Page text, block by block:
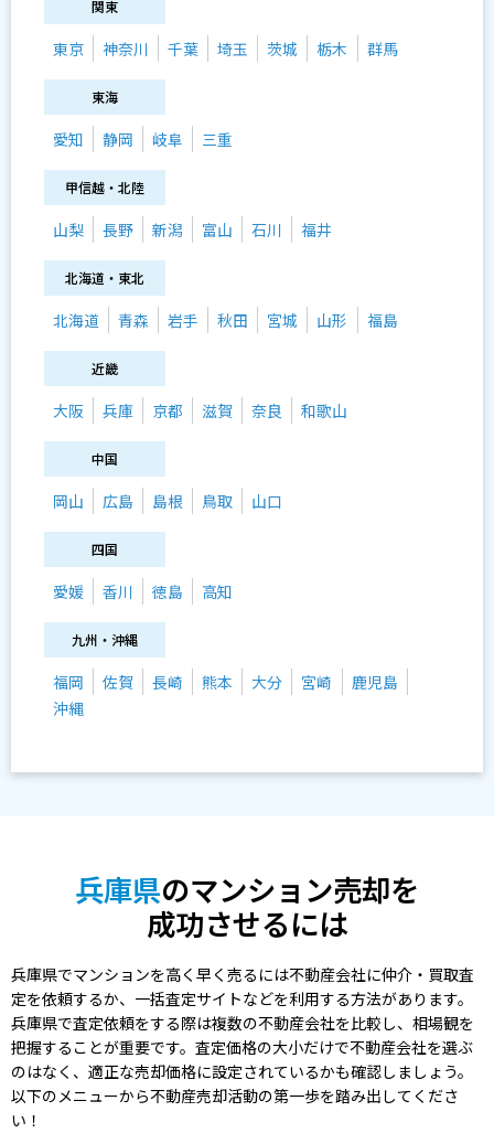
関東
東京 神奈川 千葉 埼玉 茨城 栃木 群馬
東海
愛知 静岡 岐阜 三重
甲信越・北陸
山梨 長野 新潟 富山 石川 福井
北海道・東北
北海道 青森 岩手 秋田 宮城 山形 福島
近畿
大阪 兵庫 京都 滋賀 奈良 和歌山
中国
岡山 広島 島根 鳥取 山口
四国
愛媛 香川 徳島 高知
九州・沖縄
福岡 佐賀 長崎 熊本 大分 宮崎
鹿児島
沖縄
兵庫県のマンション売却を
成功させるには
兵庫県でマンションを高く早く売るには不動産会社に仲介・買取査
定を依頼するか、一括査定サイトなどを利用する方法があります。
兵庫県で査定依頼をする際は複数の不動産会社を比較し、相場観を
把握することが重要です。査定価格の大小だけで不動産会社を選ぶ
のはなく、適正な売却価格に設定されているかも確認しましょう。
以下のメニューから不動産売却活動の第一歩を踏み出してくださ
い！